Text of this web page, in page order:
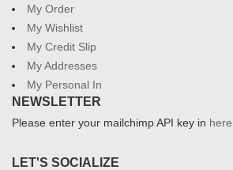
My Order
My Wishlist
My Credit Slip
My Addresses
My Personal In
NEWSLETTER
Please enter your mailchimp API key in here
LET'S SOCIALIZE